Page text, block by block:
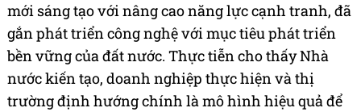
mới sáng tạo với nâng cao năng lực cạnh tranh, đã
gắn phát triển công nghệ với mục tiêu phát triển
bền vững của đất nước. Thực tiễn cho thấy Nhà
nước kiến tạo, doanh nghiệp thực hiện và thị
trường định hướng chính là mô hình hiệu quả để